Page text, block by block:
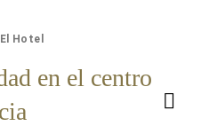
El Hotel
en el centro